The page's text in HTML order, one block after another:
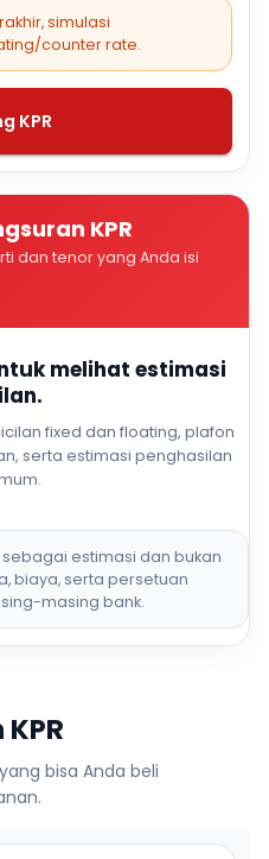
simulasi
counter rate.
KPR
KPR
dan tenor yang Anda isi
melihat estimasi
fixed dan floating, plafon
serta estimasi penghasilan
estimasi dan bukan
biaya, serta persetuan
masing bank.
bisa Anda beli